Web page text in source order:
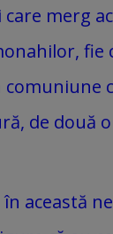
merg
de două
această